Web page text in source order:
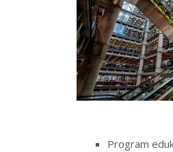
Program